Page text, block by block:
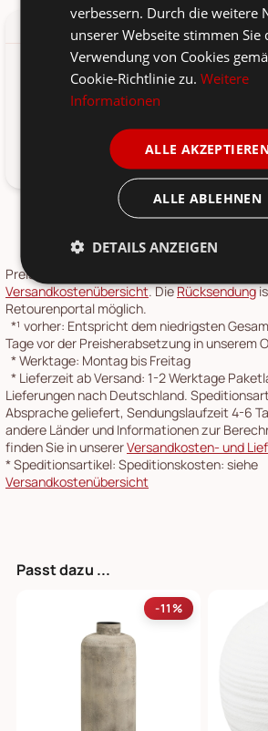
Produkt-/
Dekoratives Gras, künstlich, 1,30m von
Dänemark.
130 cm hoch, Ø ca 20 cm.
Preise inkl. 19 % MwSt.,
Versandkostenübersicht. DieRücksendung
Retourenportal möglich.
*¹ vorher: Entspricht dem niedrigsten
Tage vor der Preisherabsetzung in unserem
*Werktage: Montag bis Freitag
* Lieferzeit ab Versand: 1-2 Werktage
Lieferungen nach Deutschland.
Absprache geliefert, Sendungslaufzeit 4-6
andere Länder und Informationen zur
finden Sie in unsererVersandkosten- und
*Speditionsartikel: Speditionskosten: siehe
Versandkostenübersicht
Passt dazu ...
-11%
verbessern. Durch die weitere
unserer Webseite stimmen Sie
Verwendung von Cookies
Cookie-Richtlinie zu.Weitere
Informationen
ALLE
ALLE ABLEHNEN
DETAILS ANZEIGEN